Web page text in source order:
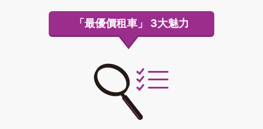
「最優價租車」 3大魅力